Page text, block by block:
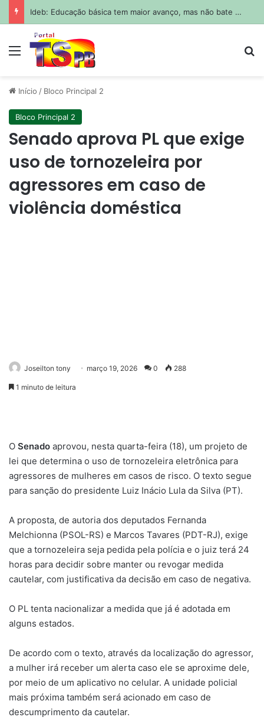
Ideb: Educação básica tem maior avanço, mas não bate metas
Menu
Início / Bloco Principal 2
Bloco Principal 2
Senado aprova PL que exige
uso de tornozeleira por
agressores em caso de
violência doméstica
Joseilton tony março 19, 2026 0 288
1 minuto de leitura
O Senado aprovou, nesta quarta-feira (18), um projeto de
lei que determina o uso de tornozeleira eletrônica para
agressores de mulheres em casos de risco. O texto segue
para sanção do presidente Luiz Inácio Lula da Silva (PT).
A proposta, de autoria dos deputados Fernanda
Melchionna (PSOL-RS) e Marcos Tavares (PDT-RJ), exige
que a tornozeleira seja pedida pela polícia e o juiz terá 24
horas para decidir sobre manter ou revogar medida
cautelar, com justificativa da decisão em caso de negativa.
O PL tenta nacionalizar a medida que já é adotada em
alguns estados.
De acordo com o texto, através da localização do agressor,
a mulher irá receber um alerta caso ele se aproxime dele,
por meio de um aplicativo no celular. A unidade policial
mais próxima também será acionado em caso de
descumprimento da cautelar.